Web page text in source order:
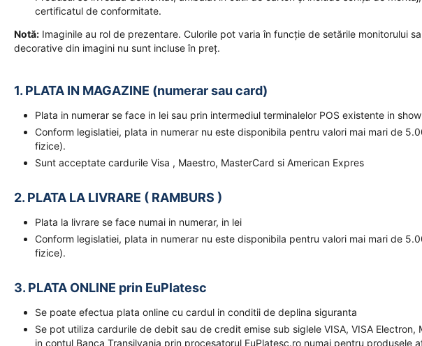
certificatul de conformitate.
Notă: Imaginile au rol de prezentare. Culorile pot varia în funcție de setările monitorului
decorative din imagini nu sunt incluse în preț.
1. PLATA IN MAGAZINE (numerar sau card)
Plata in numerar se face in lei sau prin intermediul terminalelor POS existente in
Conform legislatiei, plata in numerar nu este disponibila pentru valori mai mari de
fizice).
Sunt acceptate cardurile Visa , Maestro, MasterCard si American Expres
2. PLATA LA LIVRARE ( RAMBURS )
Plata la livrare se face numai in numerar, in lei
Conform legislatiei, plata in numerar nu este disponibila pentru valori mai mari de
fizice).
3. PLATA ONLINE prin EuPlatesc
Se poate efectua plata online cu cardul in conditii de deplina siguranta
Se pot utiliza cardurile de debit sau de credit emise sub siglele VISA, VISA
in contul Banca Transilvania prin procesatorul EuPlatesc.ro numai pentru produsele